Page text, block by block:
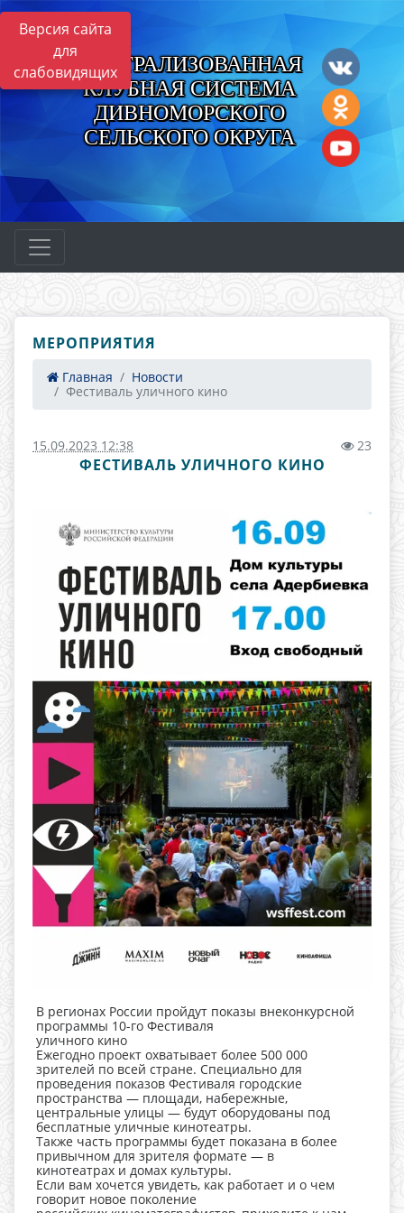
Версия сайта
для
слабовидящихЦЕНТРАЛИЗОВАННАЯ
КЛУБНАЯ СИСТЕМА
ДИВНОМОРСКОГО
СЕЛЬСКОГО ОКРУГА
МЕРОПРИЯТИЯ
Главная
Новости
Фестиваль уличного кино
15.09.2023 12:38 23
ФЕСТИВАЛЬ УЛИЧНОГО КИНО
В регионах России пройдут показы внеконкурсной
программы 10-го Фестиваля
уличного кино
Ежегодно проект охватывает более 500 000
зрителей по всей стране. Специально для
проведения показов Фестиваля городские
пространства — площади, набережные,
центральные улицы — будут оборудованы под
бесплатные уличные кинотеатры.
Также часть программы будет показана в более
привычном для зрителя формате — в
кинотеатрах и домах культуры.
Если вам хочется увидеть, как работает и о чем
говорит новое поколение